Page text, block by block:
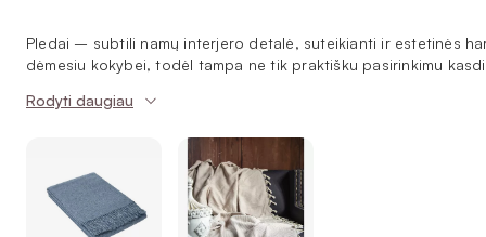
Pledai – subtili namų interjero detalė, suteikianti ir estetinės
dėmesiu kokybei, todėl tampa ne tik praktišku pasirinkimu
Minkšti ir šilti pledai kasdieniam komfortui
Mūsų pasiūloje – prabangūs, dailūs dideli dviguliai pledai,
dovanoja komfortą tiek žvarbią žiemą, tiek vėsesniais
Kaip derinti pledus prie namų interjero bei
Rodyti daugiau